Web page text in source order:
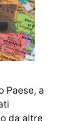
Paese, a
da altre